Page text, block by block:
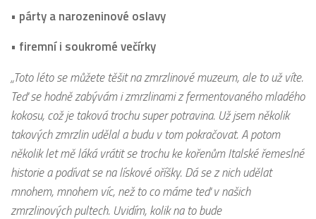
• párty a narozeninové oslavy
• firemní i soukromé večírky
„Toto léto se můžete těšit na zmrzlinové muzeum, ale to už víte.
Teď se hodně zabývám i zmrzlinami z fermentovaného mladého
kokosu, což je taková trochu super potravina. Už jsem několik
takových zmrzlin udělal a budu v tom pokračovat. A potom
několik let mě láká vrátit se trochu ke kořenům Italské řemeslné
historie a podívat se na lískové oříšky. Dá se z nich udělat
mnohem, mnohem víc, než to co máme teď v našich
zmrzlinových pultech. Uvidím, kolik na to bude